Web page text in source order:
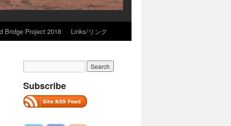
Bridge Project 2018 Links/リンク
Subscribe